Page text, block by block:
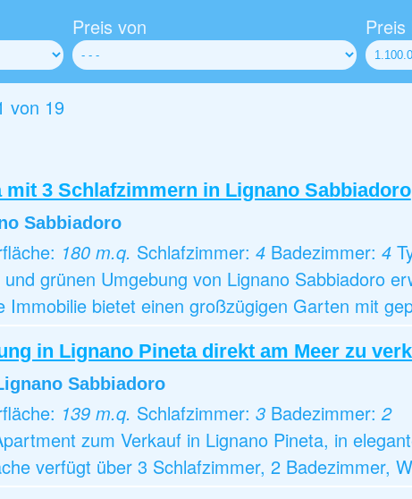
Preis von Preis
von 19
mit 3 Schlafzimmern in Lignano Sabbiadoro
Sabbiadoro
180 m.q. Schlafzimmer: 4 Badezimmer: 4
grünen Umgebung von Lignano Sabbiadoro
Immobilie bietet einen großzügigen Garten mit
in Lignano Pineta direkt am Meer zu
Sabbiadoro
139 m.q. Schlafzimmer: 3 Badezimmer:2
zum Verkauf in Lignano Pineta, in
verfügt über 3 Schlafzimmer, 2 Badezimmer,